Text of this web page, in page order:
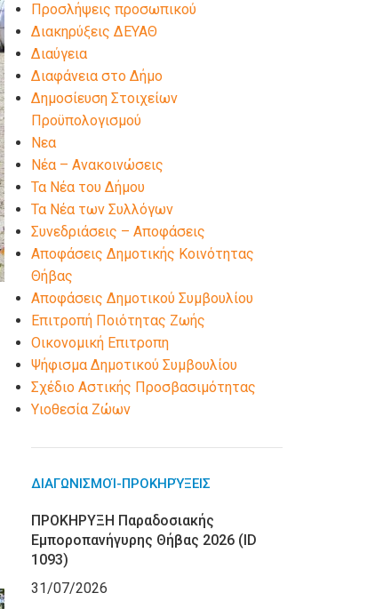
Προσλήψεις προσωπικού
Διακηρύξεις ΔΕΥΑΘ
Διαύγεια
Διαφάνεια στο Δήμο
Δημοσίευση Στοιχείων
Προϋπολογισμού
Νεα
Νέα – Ανακοινώσεις
Τα Νέα του Δήμου
Τα Νέα των Συλλόγων
Συνεδριάσεις – Αποφάσεις
Αποφάσεις Δημοτικής Κοινότητας
Θήβας
Αποφάσεις Δημοτικού Συμβουλίου
Επιτροπή Ποιότητας Ζωής
Οικονομική Επιτροπη
Ψήφισμα Δημοτικού Συμβουλίου
Σχέδιο Αστικής Προσβασιμότητας
Υιοθεσία Ζώων
ΔΙΑΓΩΝΙΣΜΟΊ-ΠΡΟΚΗΡΎΞΕΙΣ
ΠΡΟΚΗΡΥΞΗ Παραδοσιακής
Εμποροπανήγυρης Θήβας 2026 (ID
1093)
31/07/2026